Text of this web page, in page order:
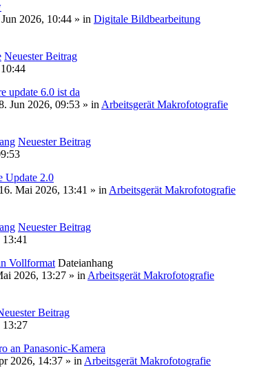
2026, 10:44 » in Digitale Bildbearbeitung
Neuester Beitrag
update 6.0 ist da
Jun 2026, 09:53 » in Arbeitsgerät Makrofotografie
Neuester Beitrag
Update 2.0
Mai 2026, 13:41 » in Arbeitsgerät Makrofotografie
Neuester Beitrag
Vollformat Dateianhang
2026, 13:27 » in Arbeitsgerät Makrofotografie
Beitrag
13:27
an Panasonic-Kamera
2026, 14:37 » in Arbeitsgerät Makrofotografie